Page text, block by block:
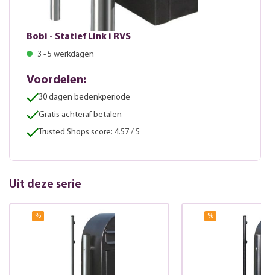
Bobi - Statief Link i RVS
3 - 5 werkdagen
Voordelen:
30 dagen bedenkperiode
Gratis achteraf betalen
Trusted Shops score: 4.57 / 5
Uit deze serie
% %